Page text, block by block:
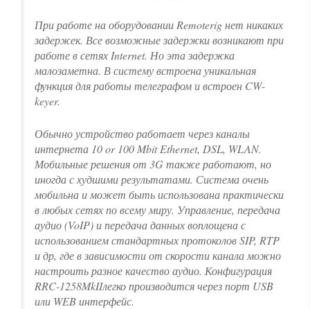
При работе на оборудовании Remoterig нет никаких
задержек. Все возможные задержки возникают при
работе в сетях Internet. Но эта задержка
малозаметна. В систему встроена уникальная
функция для работы телеграфом и встроен CW-
keyer.
Обычно устройство работает через каналы
интернета 10 or 100 Mbit Ethernet, DSL, WLAN.
Мобильные решения от 3G также работают, но
иногда с худшими результатами. Система очень
мобильна и может быть использована практически
в любых сетях по всему миру. Управление, передача
аудио (VoIP) и передача данных воплощена с
использованием стандартных протоколов SIP, RTP
и др, где в зависимости от скорости канала можно
настроить разное качество аудио. Конфигурация
RRC-1258MkIIлегко производится через порт USB
или WEB интерфейс.